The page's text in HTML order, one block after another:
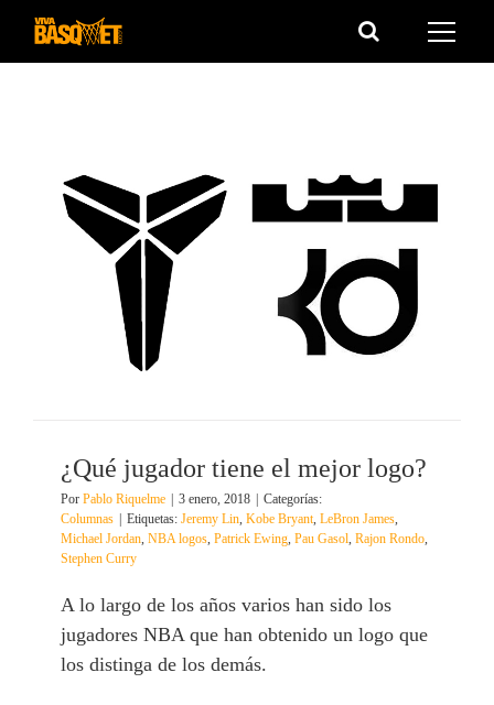
Saltar
¿Qué jugador tiene el mejor logo?
Por Pablo Riquelme 3 enero, 2018
Categorías:
Columnas
Etiquetas: Jeremy Lin, Kobe Bryant, LeBron James,
Michael Jordan, NBA logos, Patrick Ewing, Pau Gasol, Rajon Rondo,
Stephen Curry
A lo largo de los años varios han sido los
jugadores NBA que han obtenido un logo que
los distinga de los demás.